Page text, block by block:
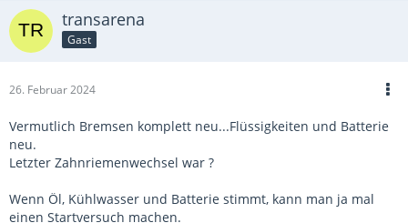
transarena
Gast
26. Februar 2024
Vermutlich Bremsen komplett neu...Flüssigkeiten und Batterie
neu.
Letzter Zahnriemenwechsel war ?
Wenn Öl, Kühlwasser und Batterie stimmt, kann man ja mal
einen Startversuch machen.